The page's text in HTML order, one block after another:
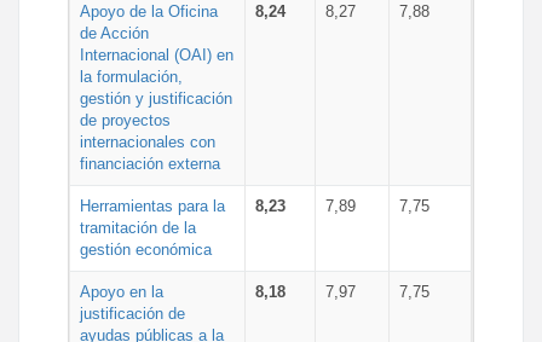
Apoyo de la Oficina
de Acción
Internacional (OAI) en
la formulación,
gestión y justificación
de proyectos
internacionales con
financiación externa
8,24 8,27 7,88
Herramientas para la
tramitación de la
gestión económica
8,23 7,89 7,75
Apoyo en la
justificación de
ayudas públicas a la
8,18 7,97 7,75